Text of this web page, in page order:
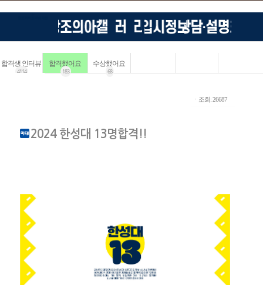
합격생 인터뷰
4114
합격했어요
183
수상했어요
68
ㆍ조회: 26687
2024 한성대 13명합격!!